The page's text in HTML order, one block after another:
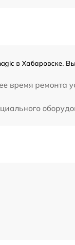
в Хабаровске.
время ремонта